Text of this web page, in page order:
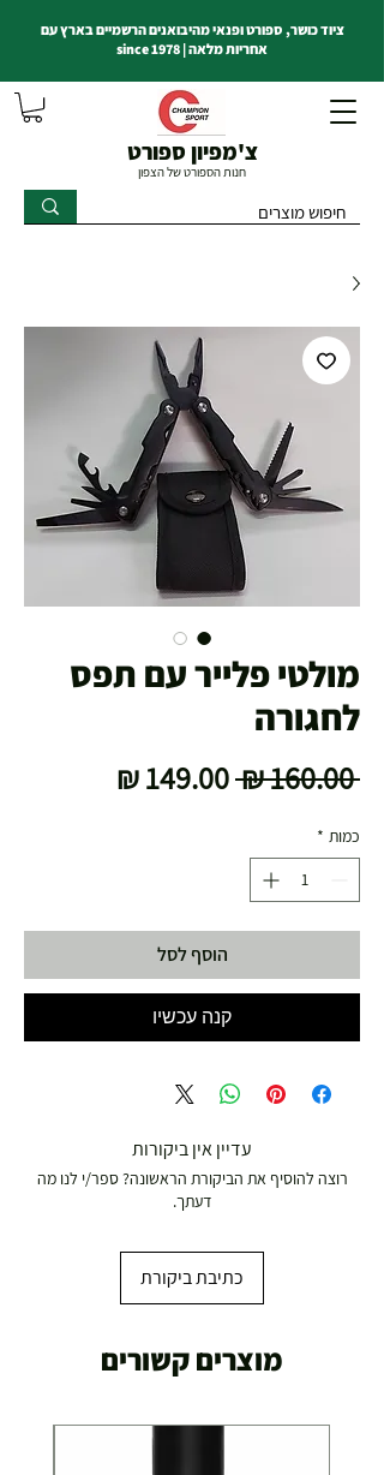
צ'מפיון ספורט
חנות הספורט של הצפון
ציוד כושר, ספורט ופנאי מהיבואנים הרשמיים בארץ עם
אחריות מלאה | since 1978
מולטי פלייר עם תפס
לחגורה
‏160.00 ‏₪
מחיר
כמות *
הוסף לסל
קנה עכשיו
עדיין אין ביקורות
רוצה להוסיף את הביקורת הראשונה? ספר/י לנו מה
דעתך.
כתיבת ביקורת
מוצרים קשורים